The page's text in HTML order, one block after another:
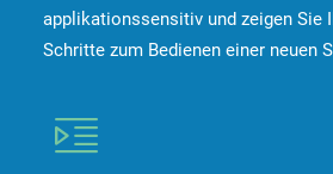
applikationssensitiv und zeigen Sie
Schritte zum Bedienen einer neuen